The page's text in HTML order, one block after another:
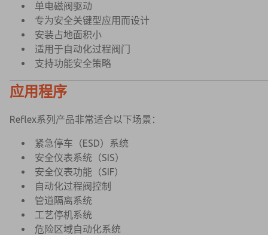
单电磁阀驱动
专为安全关键型应用而设计
安装占地面积小
适用于自动化过程阀门
支持功能安全策略
应用程序
Reflex系列产品非常适合以下场景：
紧急停车（ESD）系统
安全仪表系统（SIS）
安全仪表功能（SIF）
自动化过程阀控制
管道隔离系统
工艺停机系统
危险区域自动化系统